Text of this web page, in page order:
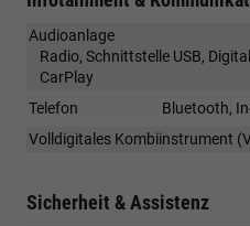
Audioanlage
Radio, Schnittstelle USB,
CarPlay
Telefon
Bluetooth,
Volldigitales Kombiinstrument
Sicherheit & Assistenz